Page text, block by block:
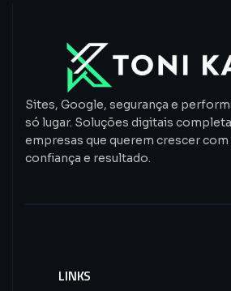
Sites, Google, segurança e
só lugar. Soluções digitais
empresas que querem crescer
confiança e resultado.
LINKS